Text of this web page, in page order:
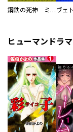
鋼鉄の死神 ミヒャエル・ビットマン戦記
ヒューマンドラマ